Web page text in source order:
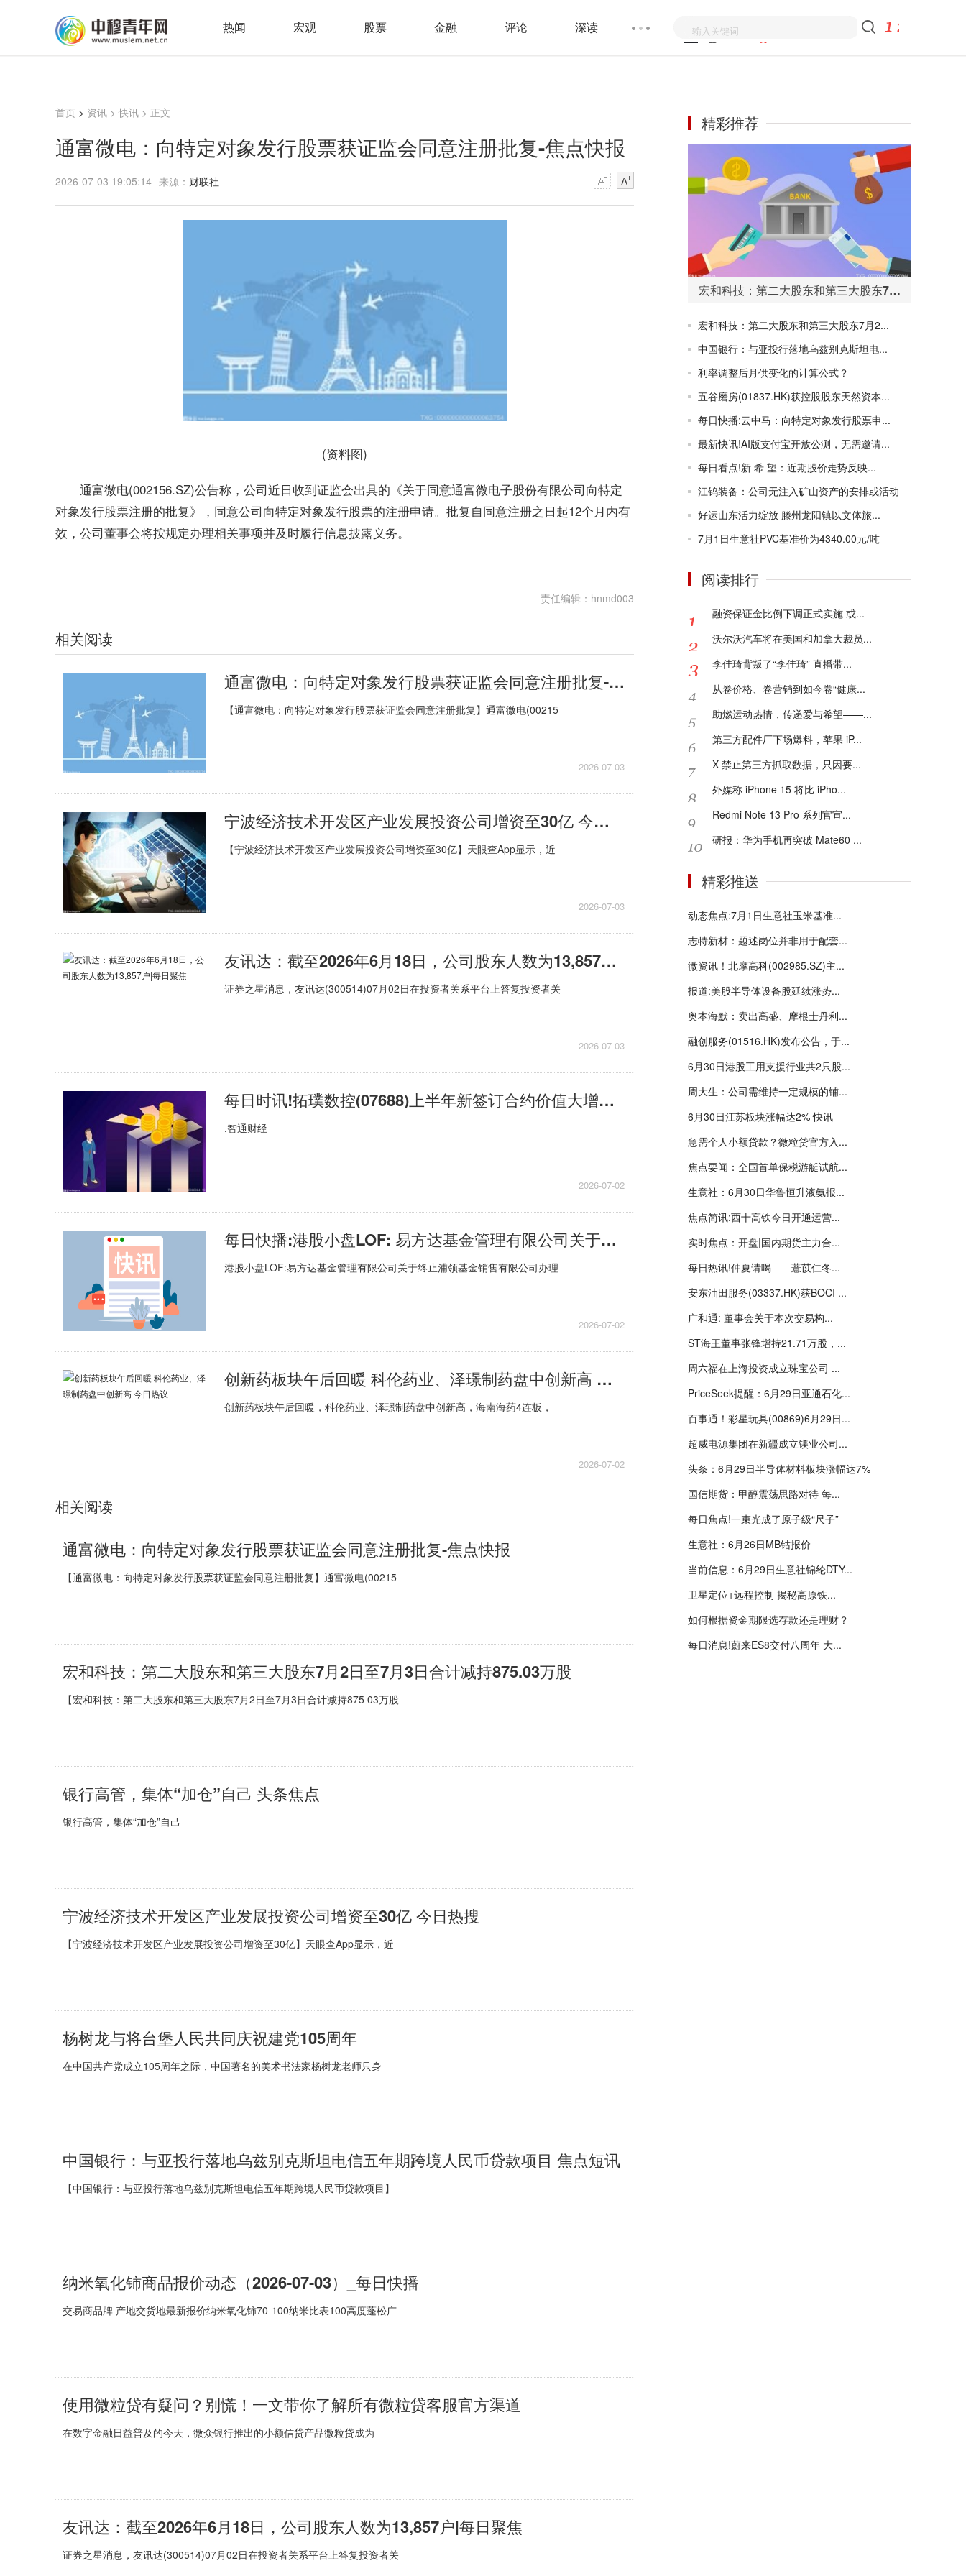
热闻 宏观 股票 金融 评论 深读
首页 > 资讯 >快讯 > 正文
通富微电：向特定对象发行股票获证监会同意注册批复-焦点快报
2026-07-03 19:05:14 来源： 财联社
(资料图)
通富微电(002156.SZ)公告称，公司近日收到证监会出具的《关于同意通富微电子股份有限公司向特定
对象发行股票注册的批复》，同意公司向特定对象发行股票的注册申请。批复自同意注册之日起12个月内有
效，公司董事会将按规定办理相关事项并及时履行信息披露义务。
责任编辑：hnmd003
相关阅读
通富微电：向特定对象发行股票获证监会同意注册批复-焦点快报
【通富微电：向特定对象发行股票获证监会同意注册批复】通富微电(00215
2026-07-03
宁波经济技术开发区产业发展投资公司增资至30亿 今日热搜
【宁波经济技术开发区产业发展投资公司增资至30亿】天眼查App显示，近
2026-07-03
友讯达：截至2026年6月18日，公司股东人数为13,857户|每日聚焦
证券之星消息，友讯达(300514)07月02日在投资者关系平台上答复投资者关
2026-07-03
每日时讯!拓璞数控(07688)上半年新签订合约价值大增至约4.7亿元
,智通财经
2026-07-02
每日快播:港股小盘LOF: 易方达基金管理有限公司关于终止浦领基金销售有限公司办理本公司旗下基金销售业务的公告
港股小盘LOF:易方达基金管理有限公司关于终止浦领基金销售有限公司办理
2026-07-02
创新药板块午后回暖 科伦药业、泽璟制药盘中创新高 今日热议
创新药板块午后回暖，科伦药业、泽璟制药盘中创新高，海南海药4连板，
2026-07-02
相关阅读
通富微电：向特定对象发行股票获证监会同意注册批复-焦点快报
【通富微电：向特定对象发行股票获证监会同意注册批复】通富微电(00215
宏和科技：第二大股东和第三大股东7月2日至7月3日合计减持875.03万股
【宏和科技：第二大股东和第三大股东7月2日至7月3日合计减持875 03万股
银行高管，集体“加仓”自己 头条焦点
银行高管，集体“加仓”自己
宁波经济技术开发区产业发展投资公司增资至30亿 今日热搜
【宁波经济技术开发区产业发展投资公司增资至30亿】天眼查App显示，近
杨树龙与将台堡人民共同庆祝建党105周年
在中国共产党成立105周年之际，中国著名的美术书法家杨树龙老师只身
中国银行：与亚投行落地乌兹别克斯坦电信五年期跨境人民币贷款项目 焦点短讯
【中国银行：与亚投行落地乌兹别克斯坦电信五年期跨境人民币贷款项目】
纳米氧化铈商品报价动态（2026-07-03）_每日快播
交易商品牌 产地交货地最新报价纳米氧化铈70-100纳米比表100高度蓬松广
使用微粒贷有疑问？别慌！一文带你了解所有微粒贷客服官方渠道
在数字金融日益普及的今天，微众银行推出的小额信贷产品微粒贷成为
友讯达：截至2026年6月18日，公司股东人数为13,857户|每日聚焦
证券之星消息，友讯达(300514)07月02日在投资者关系平台上答复投资者关
精彩推荐
宏和科技：第二大股东和第三大股东7月2日至7月3日合计减持875.03万股
宏和科技：第二大股东和第三大股东7月2...
中国银行：与亚投行落地乌兹别克斯坦电...
利率调整后月供变化的计算公式？
五谷磨房(01837.HK)获控股股东天然资本...
每日快播:云中马：向特定对象发行股票申...
最新快讯!AI版支付宝开放公测，无需邀请...
每日看点!新 希 望：近期股价走势反映...
江钨装备：公司无注入矿山资产的安排或活动
好运山东活力绽放 滕州龙阳镇以文体旅...
7月1日生意社PVC基准价为4340.00元/吨
阅读排行
融资保证金比例下调正式实施 或...
沃尔沃汽车将在美国和加拿大裁员...
李佳琦背叛了“李佳琦” 直播带...
从卷价格、卷营销到如今卷“健康...
助燃运动热情，传递爱与希望——...
第三方配件厂下场爆料，苹果 iP...
X 禁止第三方抓取数据，只因要...
外媒称 iPhone 15 将比 iPho...
Redmi Note 13 Pro 系列官宣...
研报：华为手机再突破 Mate60 ...
精彩推送
动态焦点:7月1日生意社玉米基准...
志特新材：题述岗位并非用于配套...
微资讯！北摩高科(002985.SZ)主...
报道:美股半导体设备股延续涨势...
奥本海默：卖出高盛、摩根士丹利...
融创服务(01516.HK)发布公告，于...
6月30日港股工用支援行业共2只股...
周大生：公司需维持一定规模的铺...
6月30日江苏板块涨幅达2% 快讯
急需个人小额贷款？微粒贷官方入...
焦点要闻：全国首单保税游艇试航...
生意社：6月30日华鲁恒升液氨报...
焦点简讯:西十高铁今日开通运营...
实时焦点：开盘|国内期货主力合...
每日热讯!仲夏请喝——薏苡仁冬...
安东油田服务(03337.HK)获BOCI ...
广和通: 董事会关于本次交易构...
ST海王董事张锋增持21.71万股，...
周六福在上海投资成立珠宝公司 ...
PriceSeek提醒：6月29日亚通石化...
百事通！彩星玩具(00869)6月29日...
超威电源集团在新疆成立镁业公司...
头条：6月29日半导体材料板块涨幅达7%
国信期货：甲醇震荡思路对待 每...
每日焦点!一束光成了原子级“尺子”
生意社：6月26日MB钴报价
当前信息：6月29日生意社锦纶DTY...
卫星定位+远程控制 揭秘高原铁...
如何根据资金期限选存款还是理财？
每日消息!蔚来ES8交付八周年 大...